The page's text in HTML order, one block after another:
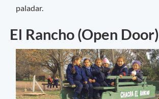
paladar.
El Rancho (Open Door)